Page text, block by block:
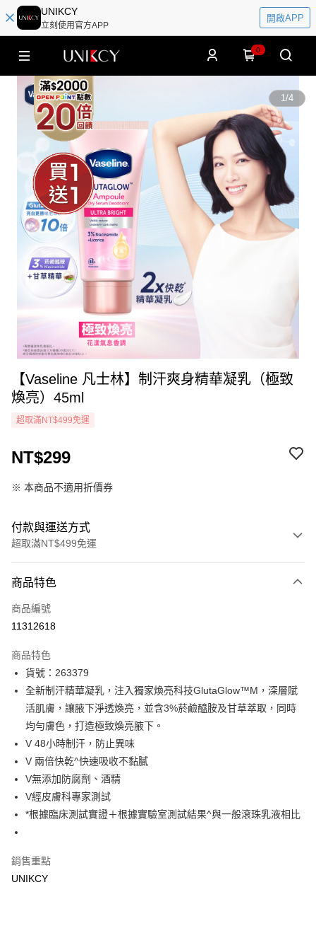
UNIKCY
立刻使用官方APP
開啟APP
0
1/4
【Vaseline 凡士林】制汗爽身精華凝乳（極致
煥亮）45ml
超取滿NT$499免運
NT$299
※ 本商品不適用折價券
付款與運送方式
超取滿NT$499免運
icash Pay
信用卡一次付款
LINE Pay
Apple Pay
街口支付
悠遊付
Google Pay
運送方式
7-11取貨付款［需3-5個工作天不含預購商品］
付款後7-11取貨［需3-5個工作天不含預購商品］
商品特色
商品編號
11312618
商品特色
貨號：263379
全新制汗精華凝乳，注入獨家煥亮科技GlutaGlow™M，深層賦
活肌膚，讓腋下淨透煥亮，並含3%菸鹼醯胺及甘草萃取，同時
均勻膚色，打造極致煥亮腋下。
V 48小時制汗，防止異味
V 兩倍快乾^快速吸收不黏膩
V無添加防腐劑、酒精
V經皮膚科專家測試
*根據臨床測試實證＋根據實驗室測試結果^與一般滾珠乳液相比
銷售重點
UNIKCY